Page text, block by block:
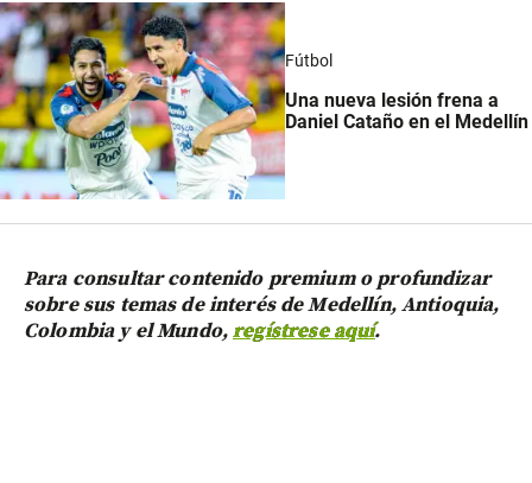
Fútbol
Una nueva lesión frena a
Daniel Cataño en el Medellín
Para consultar contenido premium o profundizar
sobre sus temas de interés de Medellín, Antioquia,
Colombia y el Mundo,regístrese aquí.